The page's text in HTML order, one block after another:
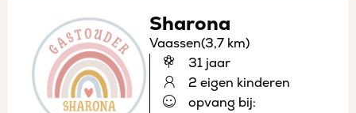
Sharona
Vaassen(3,7 km)
31 jaar
2 eigen kinderen
opvang bij: